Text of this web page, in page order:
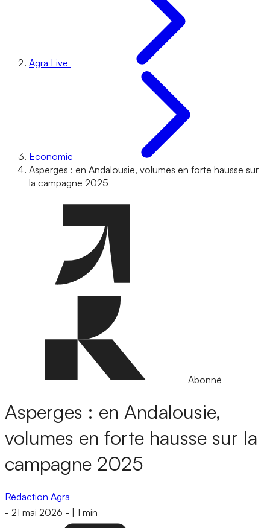
Agra Live
Economie
Asperges : en Andalousie, volumes en forte hausse sur
la campagne 2025
Abonné
Asperges : en Andalousie,
volumes en forte hausse sur la
campagne 2025
Rédaction Agra
- 21 mai 2026 - 1 min